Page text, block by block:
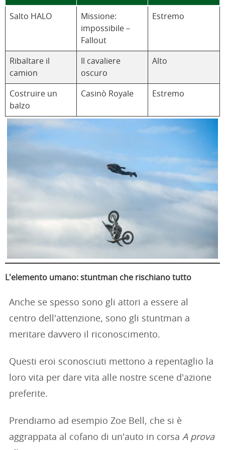
Salto HALO
Missione:
impossibile –
Fallout
Estremo
Ribaltare il
camion
Il cavaliere
oscuro
Alto
Costruire un
balzo
Casinò Royale Estremo
L'elemento umano: stuntman che rischiano tutto
Anche se spesso sono gli attori a essere al
centro dell'attenzione, sono gli stuntman a
meritare davvero il riconoscimento.
Questi eroi sconosciuti mettono a repentaglio la
loro vita per dare vita alle nostre scene d'azione
preferite.
Prendiamo ad esempio Zoe Bell, che si è
aggrappata al cofano di un'auto in corsa A prova